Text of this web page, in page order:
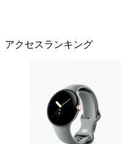
アクセスランキング